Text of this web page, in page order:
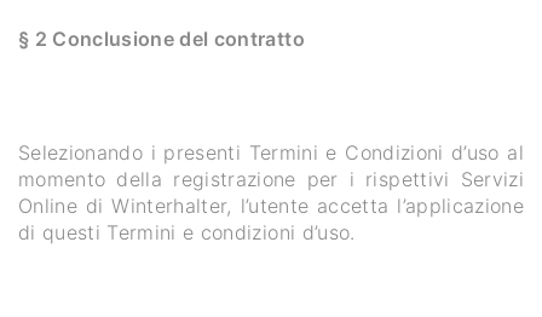
§ 2 Conclusione del contratto
Selezionando i presenti Termini e Condizioni d’uso al
momento della registrazione per i rispettivi Servizi
Online di Winterhalter, l’utente accetta l’applicazione
di questi Termini e condizioni d’uso.